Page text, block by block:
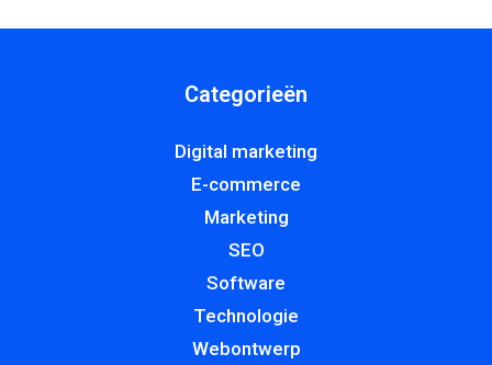
Categorieën
Digital marketing
E-commerce
Marketing
SEO
Software
Technologie
Webontwerp